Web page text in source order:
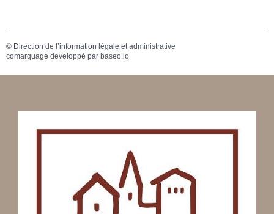
© Direction de l’information légale et administrative
comarquage developpé par baseo.io